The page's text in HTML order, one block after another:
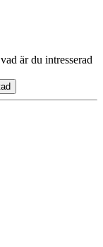
är du intresserad